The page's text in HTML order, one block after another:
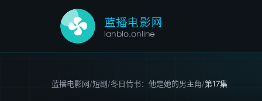
蓝播电影网/短剧/冬日情书：他是她的男主角/第17集